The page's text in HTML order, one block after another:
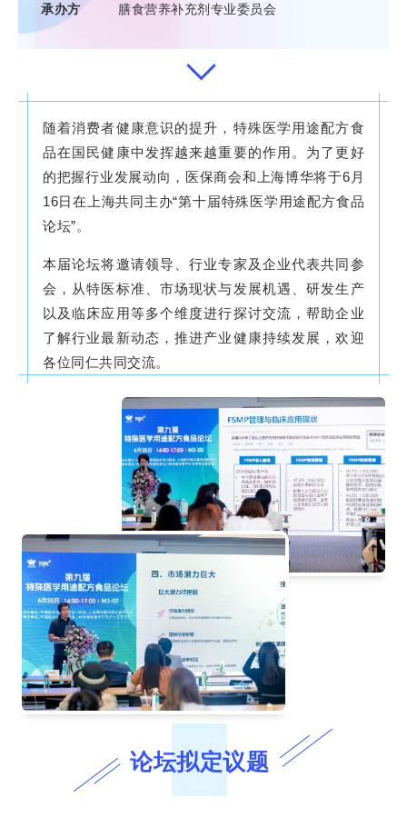
承办方
膳食营养补充剂专业委员会
随着消费者健康意识的提升，特殊医学用途配方食
品在国民健康中发挥越来越重要的作用。为了更好
的把握行业发展动向，医保商会和上海博华将于6月
16日在上海共同主办“第十届特殊医学用途配方食品
论坛”。
本届论坛将邀请领导、行业专家及企业代表共同参
会，从特医标准、市场现状与发展机遇、研发生产
以及临床应用等多个维度进行探讨交流，帮助企业
了解行业最新动态，推进产业健康持续发展，欢迎
各位同仁共同交流。
论坛拟定议题